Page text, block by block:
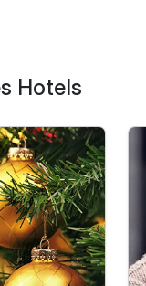
Hotels